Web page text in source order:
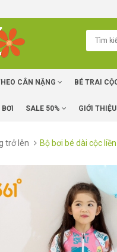
CÂN NẶNG BÉ TRAI
SALE 50% GIỚI
trở lên Bộ bơi bé dài cộc